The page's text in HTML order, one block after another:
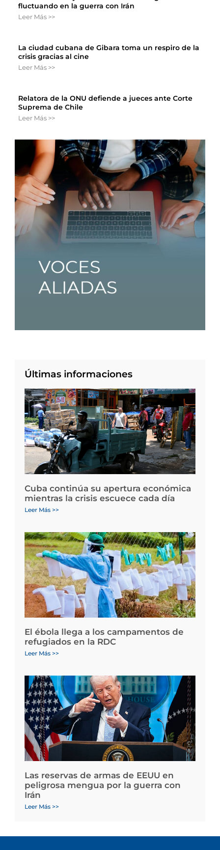
fluctuando en la guerra con Irán
Leer Más >>
La ciudad cubana de Gibara toma un respiro de la
crisis gracias al cine
Leer Más >>
Relatora de la ONU defiende a jueces ante Corte
Suprema de Chile
Leer Más >>
Últimas informaciones
Cuba continúa su apertura económica
mientras la crisis escuece cada día
Leer Más >>
El ébola llega a los campamentos de
refugiados en la RDC
Leer Más >>
Las reservas de armas de EEUU en
peligrosa mengua por la guerra con
Irán
Leer Más >>